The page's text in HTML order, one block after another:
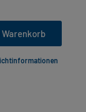
Warenkorb